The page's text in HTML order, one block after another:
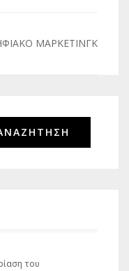
ΜΑΡΚΕΤΙΝΓΚ
του